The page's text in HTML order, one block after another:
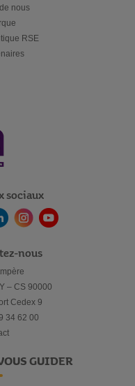
nous
RSE
sociaux
nous
– CS 90000
Cedex 9
34 62 00
GUIDER